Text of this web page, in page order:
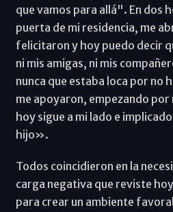
que vamos para allá". En dos
puerta de mi residencia, me
felicitaron y hoy puedo decir
ni mis amigas, ni mis
nunca que estaba loca por no
me apoyaron, empezando por
hoy sigue a mi lado e
hijo».
Todos coincidieron en la
carga negativa que reviste
para crear un ambiente